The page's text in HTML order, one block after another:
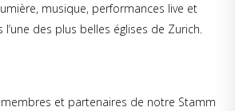
musique, performances live et
des plus belles églises de Zurich.
et partenaires de notre Stamm